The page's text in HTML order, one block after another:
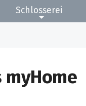
Schlosserei
myHome